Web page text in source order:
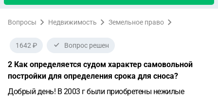
Вопросы Недвижимость Земельное право
1642 ₽ Вопрос решен
2 Как определяется судом характер самовольной
постройки для определения срока для сноса?
Добрый день! В 2003 г были приобретены нежилые